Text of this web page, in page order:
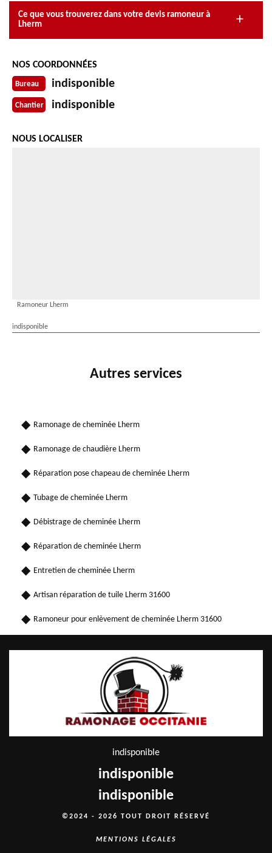
Ce que vous trouverez dans votre devis ramoneur à
Lherm
NOS COORDONNÉES
Bureau indisponible
Chantier indisponible
NOUS LOCALISER
Ramoneur Lherm
indisponible
Autres services
Ramonage de cheminée Lherm
Ramonage de chaudière Lherm
Réparation pose chapeau de cheminée Lherm
Tubage de cheminée Lherm
Débistrage de cheminée Lherm
Réparation de cheminée Lherm
Entretien de cheminée Lherm
Artisan réparation de tuile Lherm 31600
Ramoneur pour enlèvement de cheminée Lherm 31600
indisponible
indisponible
indisponible
©2024 - 2026 TOUT DROIT RÉSERVÉ
MENTIONS LÉGALES